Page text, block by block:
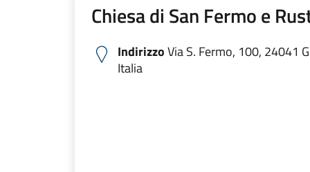
Chiesa di San Fermo e
IndirizzoVia S. Fermo, 100, 24041
Italia